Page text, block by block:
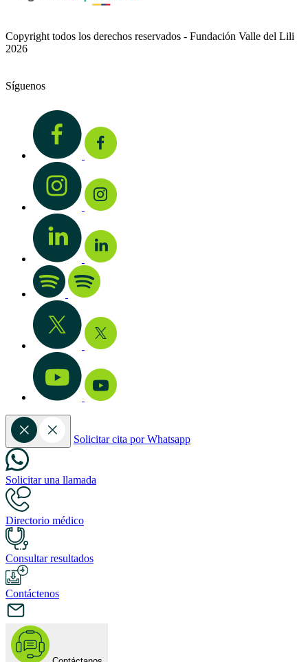
Copyright todos los derechos reservados - Fundación Valle del Lili
2026
Síguenos
Solicitar cita por Whatsapp
Solicitar una llamada
Directorio médico
Consultar resultados
Contáctenos